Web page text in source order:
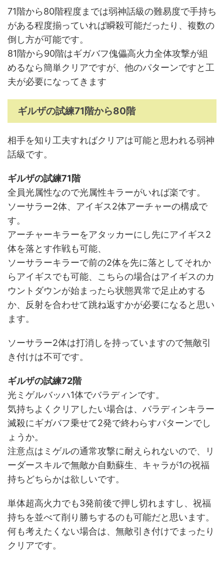
71階から80階程度までは弱神話級の難易度で手持ち
がある程度揃っていれば瞬殺可能だったり、複数の
倒し方が可能です。
81階から90階はギガバフ傀儡高火力全体攻撃が組
めるなら簡単クリアですが、他のパターンですと工
夫が必要になってきます
ギルザの試練71階から80階
相手を知り工夫すればクリアは可能と思われる弱神
話級です。
ギルザの試練71階
全員光属性なので光属性キラーがいれば楽です。
ソーサラー2体、アイギス2体アーチャーの構成で
す。
アーチャーキラーをアタッカーにし先にアイギス2
体を落とす作戦も可能、
ソーサラーキラーで前の2体を先に落としてそれか
らアイギスでも可能、こちらの場合はアイギスのカ
ウントダウンが始まったら状態異常で足止めする
か、反射を合わせて跳ね返すかが必要になると思い
ます。
ソーサラー2体は打消しを持っていますので無敵引
き付けは不可です。
ギルザの試練72階
光ミゲルバッハ1体でバラディンです。
気持ちよくクリアしたい場合は、バラディンキラー
滅殺にギガバフ乗せて2発で終わらすパターンでし
ょうか。
注意点はミゲルの通常攻撃に耐えられないので、リ
ーダースキルで無敵か自動蘇生、キャラが1の祝福
持ちどちらかは欲しいです。
単体超高火力でも3発前後で押し切れますし、祝福
持ちを並べて削り勝ちするのも可能だと思います。
何も考えたくない場合は、無敵引き付けでまったり
クリアです。